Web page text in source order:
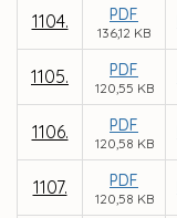
1104. PDF
136,12 KB
1105. PDF
120,55 KB
1106. PDF
120,58 KB
1107. PDF
120,58 KB